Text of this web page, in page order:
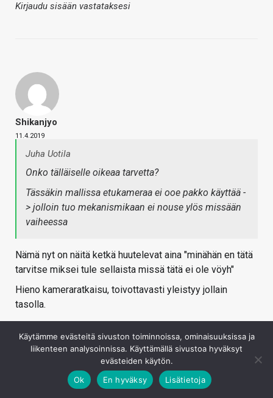
Kirjaudu sisään vastataksesi
Shikanjyo
11.4.2019
Juha Uotila
Onko tälläiselle oikeaa tarvetta?
Tässäkin mallissa etukameraa ei ooe pakko käyttää -
> jolloin tuo mekanismikaan ei nouse ylös missään
vaiheessa
Nämä nyt on näitä ketkä huutelevat aina "minähän en tätä
tarvitse miksei tule sellaista missä tätä ei ole vöyh"
Hieno kameraratkaisu, toivottavasti yleistyy jollain
tasolla.
Kirjaudu sisään vastataksesi
Käytämme evästeitä sivuston toiminnoissa, ominaisuuksissa ja
liikenteen analysoinnissa. Käyttämällä sivustoa hyväksyt
evästeiden käytön.
Ok
En hyväksy Lisätietoja